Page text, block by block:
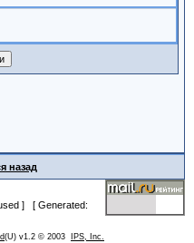
назад
] [ Generated:
(U) v1.2 © 2003 IPS, Inc.